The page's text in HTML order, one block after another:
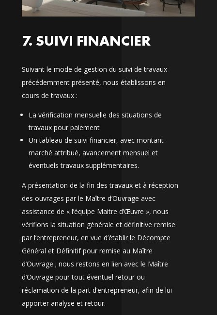
7. SUIVI FINANCIER
Suivant le mode de gestion du suivi de travaux
précédemment présenté, nous établissons en
cours de travaux :
La vérification mensuelle des situations de
travaux pour paiement
Un tableau de suivi financier, avec montant
marché attribué, avancement mensuel et
éventuels travaux supplémentaires.
A présentation de la fin des travaux et à réception
des ouvrages par le Maître d’Ouvrage avec
assistance de « l’équipe Maitre d’Œuvre », nous
vérifions la situation générale et définitive remise
par l’entrepreneur, en vue d’établir le Décompte
Général et Définitif pour remise au Maître
d’Ouvrage ; nous restons en lien avec le Maître
d’Ouvrage pour tout éventuel retour ou
réclamation de la part d’entrepreneur, afin de lui
apporter analyse et retour.